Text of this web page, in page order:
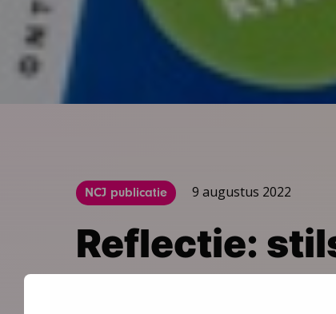
NCJ publicatie 9 augustus 2022
Reflectie: